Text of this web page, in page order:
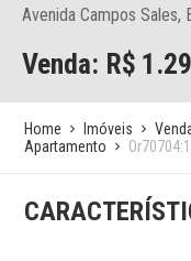
Avenida Campos Sales,
Venda: R$
Home Imóveis
Apartamento